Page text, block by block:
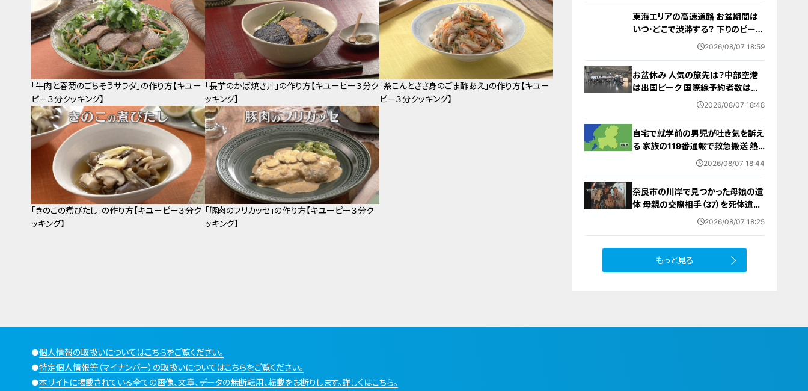
「牛肉と春菊のごちそうサラダ」の作り方【キユー
ピー３分クッキング】
「長芋のかば焼き丼」の作り方【キユーピー３分ク
ッキング】
「糸こんとささ身のごま酢あえ」の作り方【キユー
ピー３分クッキング】
「きのこの煮びたし」の作り方【キユーピー３分ク
ッキング】
「豚肉のフリカッセ」の作り方【キユーピー３分ク
ッキング】
東海エリアの高速道路 お盆期間は
いつ･どこで渋滞する？ 下りのピーク
は8月8日 回避するにはどうしたら？
2026/08/07 18:59
お盆休み 人気の旅先は？中部空港
は出国ピーク 国際線予約者数は去
年の8割程度に 日中関係悪化など
2026/08/07 18:48
自宅で就学前の男児が吐き気を訴え
る 家族の119番通報で救急搬送 熱
2026/08/07 18:44
奈良市の川岸で見つかった母娘の遺
体 母親の交際相手（37）を死体遺棄
の罪で起訴 2人の死亡にも関与か
2026/08/07 18:25
もっと見る
●個人情報の取扱いについてはこちらをご覧ください。
●特定個人情報等（マイナンバー）の取扱いについてはこちらをご覧ください。
●本サイトに掲載されている全ての画像、文章、データの無断転用、転載をお断りします。詳しくはこちら。